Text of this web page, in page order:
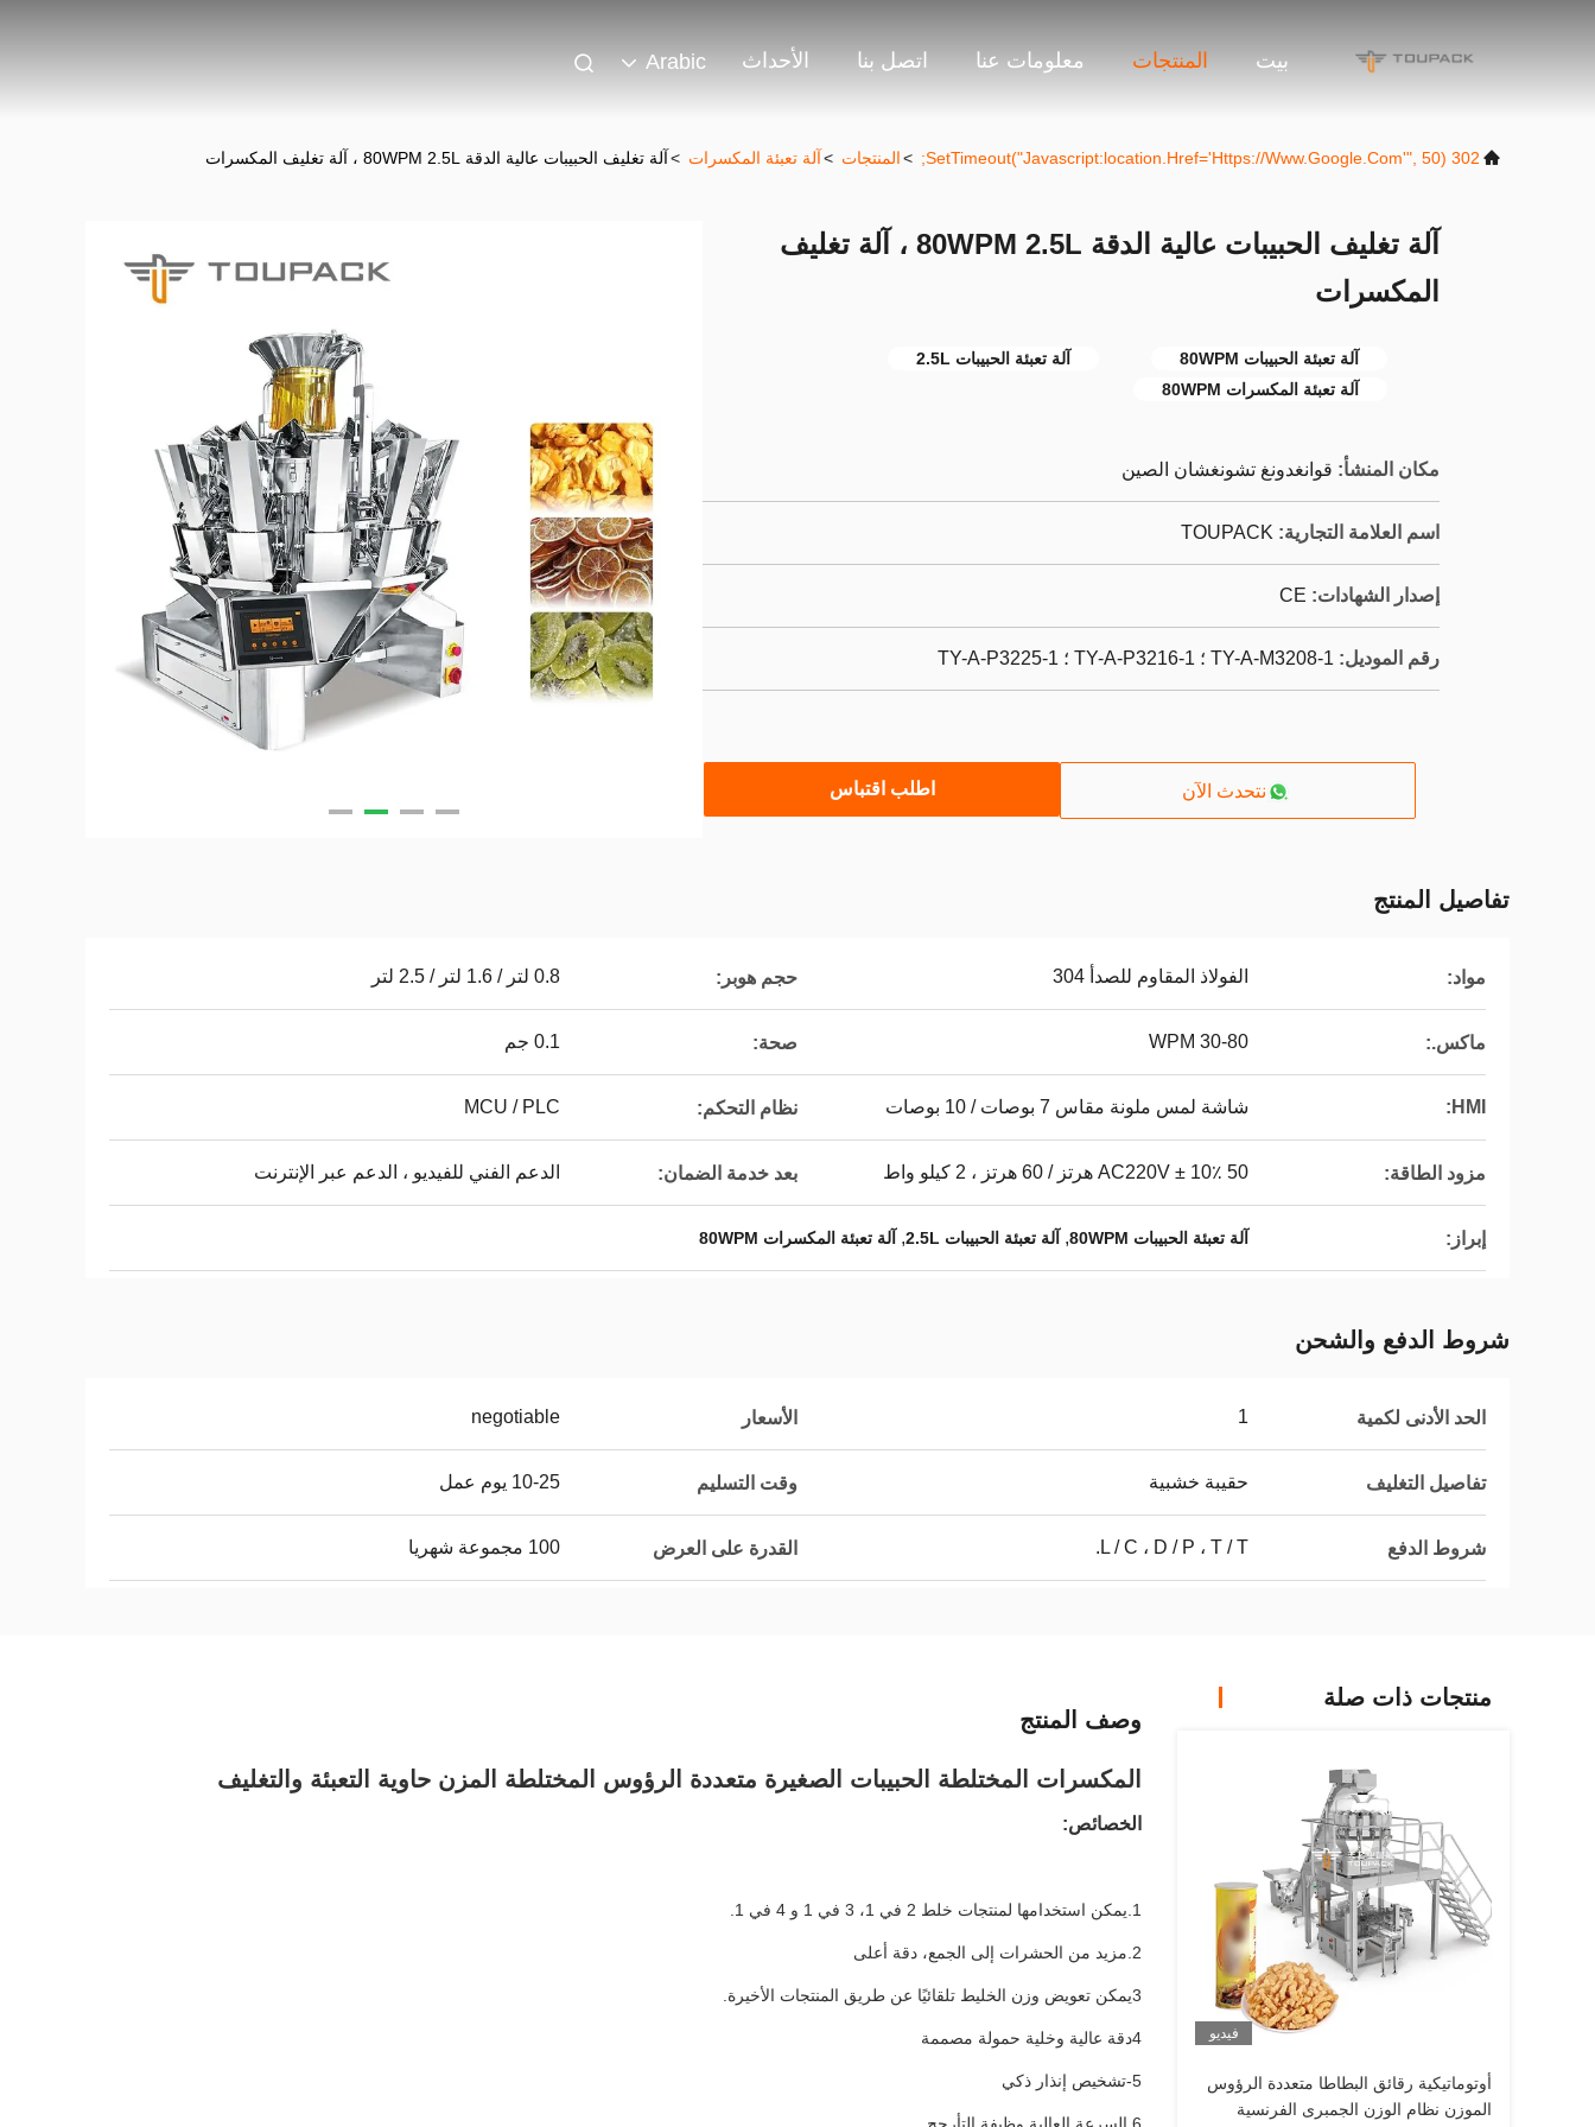
بيت المنتجات معلومات عنا اتصل بنا الأحداث Arabic
302 SetTimeout("javascript:location.href='https://www.google.com'", 50);
>المنتجات >آلة تعبئة المكسرات >آلة تغليف الحبيبات عالية الدقة 80WPM 2.5L ، آلة تغليف المكسرات
آلة تغليف الحبيبات عالية الدقة 80WPM 2.5L ، آلة تغليف
المكسرات
آلة تعبئة الحبيبات 80WPM
آلة تعبئة الحبيبات 2.5L
آلة تعبئة المكسرات 80WPM
مكان المنشأ: قوانغدونغ تشونغشان الصين
اسم العلامة التجارية: TOUPACK
إصدار الشهادات: CE
رقم الموديل: TY-A-M3208-1 ؛ TY-A-P3216-1 ؛ TY-A-P3225-1
نتحدث الآن اطلب اقتباس
تفاصيل المنتج
مواد: الفولاذ المقاوم للصدأ 304 حجم هوبر: 0.8 لتر / 1.6 لتر / 2.5 لتر
ماكس.: 30-80 WPM صحة: 0.1 جم
HMI: شاشة لمس ملونة مقاس 7 بوصات / 10 بوصات نظام التحكم: MCU / PLC
مزود الطاقة: AC220V ± 10٪ 50 هرتز / 60 هرتز ، 2 كيلو واط بعد خدمة الضمان: الدعم الفني للفيديو ، الدعم عبر الإنترنت
إبراز: آلة تعبئة الحبيبات 80WPM , آلة تعبئة الحبيبات 2.5L , آلة تعبئة المكسرات 80WPM
شروط الدفع والشحن
الحد الأدنى لكمية 1 الأسعار negotiable
تفاصيل التغليف حقيبة خشبية وقت التسليم 10-25 يوم عمل
شروط الدفع L / C ، D / P ، T / T. القدرة على العرض 100 مجموعة شهريا
منتجات ذات صلة
فيديو
أوتوماتيكية رقائق البطاطا متعددة الرؤوس
الموزن نظام الوزن الجمبرى الفرنسية
وصف المنتج
المكسرات المختلطة الحبيبات الصغيرة متعددة الرؤوس المختلطة المزن حاوية التعبئة والتغليف
الخصائص:
1.يمكن استخدامها لمنتجات خلط 2 في 1، 3 في 1 و 4 في 1.
2.مزيد من الحشرات إلى الجمع، دقة أعلى
3يمكن تعويض وزن الخليط تلقائيًا عن طريق المنتجات الأخيرة.
4دقة عالية وخلية حمولة مصممة
5-تشخيص إنذار ذكي